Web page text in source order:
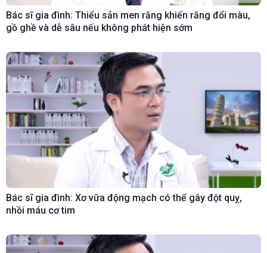
Bác sĩ gia đình: Thiểu sản men răng khiến răng đổi màu,
gồ ghề và dễ sâu nếu không phát hiện sớm
Bác sĩ gia đình: Xơ vữa động mạch có thể gây đột quỵ,
nhồi máu cơ tim